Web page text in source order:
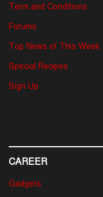
Term and Conditions
Forums
Top News of This Week
Special Recipes
Sign Up
CAREER
Gadgets